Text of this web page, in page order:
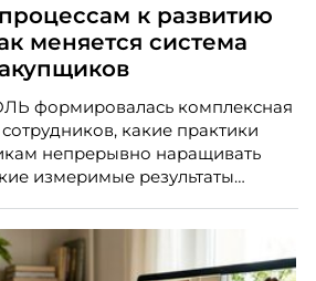
к развитию
меняется система
формировалась комплексная
какие практики
непрерывно наращивать
измеримые результаты
«Минеральная изоляция»